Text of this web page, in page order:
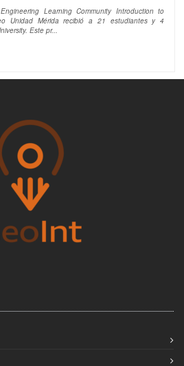
Learning Community Introduction to
Unidad Mérida recibió a 21 estudiantes y 4
Este pr...